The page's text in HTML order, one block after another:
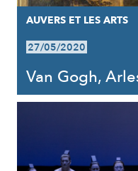
AUVERS ET LES ARTS
27/05/2020
Van Gogh,